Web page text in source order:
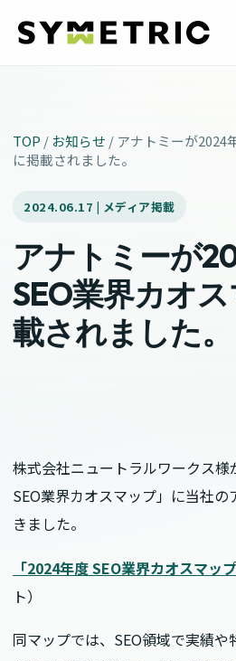
TOP / お知らせ / アナトミーが2024
に掲載されました。
2024.06.17 | メディア掲載
アナトミーが
SEO業界カオ
載されました。
株式会社ニュートラルワークス
SEO業界カオスマップ」に当社
きました。
「2024年度 SEO業界カオスマッ
ト）
同マップでは、SEO領域で実績